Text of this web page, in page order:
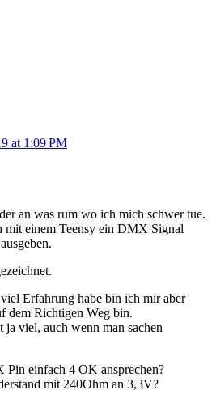
at 1:09 PM
an was rum wo ich mich schwer tue.
mit einem Teensy ein DMX Signal
Erfahrung habe bin ich mir aber
dem Richtigen Weg bin.
viel, auch wenn man sachen
Pin einfach 4 OK ansprechen?
mit 240Ohm an 3,3V?